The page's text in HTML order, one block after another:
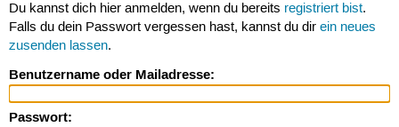
Du kannst dich hier anmelden, wenn du bereits registriert bist.
Falls du dein Passwort vergessen hast, kannst du dir ein neues
zusenden lassen.
Benutzername oder Mailadresse:
Passwort: